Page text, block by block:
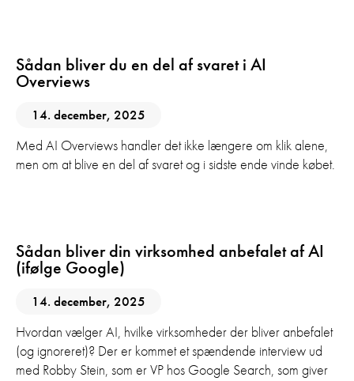
Sådan bliver du en del af svaret i AI
Overviews
14. december, 2025
Med AI Overviews handler det ikke længere om klik alene,
men om at blive en del af svaret og i sidste ende vinde købet.
Sådan bliver din virksomhed anbefalet af AI
(ifølge Google)
14. december, 2025
Hvordan vælger AI, hvilke virksomheder der bliver anbefalet
(og ignoreret)? Der er kommet et spændende interview ud
med Robby Stein, som er VP hos Google Search, som giver